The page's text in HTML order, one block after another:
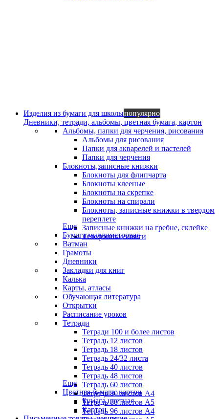
Изделия из бумаги для школыпопулярно
Дневники, тетради, альбомы, цветная бумага, картон
Альбомы, папки для черчения, рисования
Альбомы для рисования
Папки для акварелей и пастелей
Папки для черчения
Блокноты,записные книжки
Блокноты для флипчарта
Блокноты клееные
Блокноты на скрепке
Блокноты на спирали
Блокноты, записные книжки в твердом
переплете
Записные книжки на гребне, склейке
Телефонные книги
Еще
Бумага миллиметровая
Ватман
Грамоты
Дневники
Закладки для книг
Калька
Карты, атласы
Обучающая литература
Открытки
Расписание уроков
Тетради
Тетради 100 и более листов
Тетрадь 12 листов
Тетрадь 18 листов
Тетрадь 24/32 листа
Тетрадь 40 листов
Тетрадь 48 листов
Тетрадь 60 листов
Тетрадь 80 листов А4
Тетрадь 80 листов А5
Тетрадь 96 листов А4
Еще
Цветная бумага, картон
Бумага цветная
Картон